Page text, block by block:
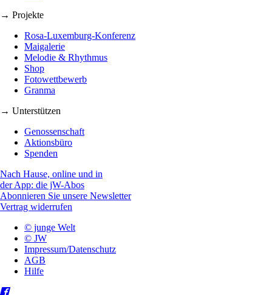
→ Projekte
Rosa-Luxemburg-Konferenz
Maigalerie
Melodie & Rhythmus
Shop
Fotowettbewerb
Granma
→ Unterstützen
Genossenschaft
Aktionsbüro
Spenden
Nach Hause, online und in
der App: die jW-Abos
Abonnieren Sie unsere Newsletter
Vertrag widerrufen
© junge Welt
© JW
Impressum/Datenschutz
AGB
Hilfe